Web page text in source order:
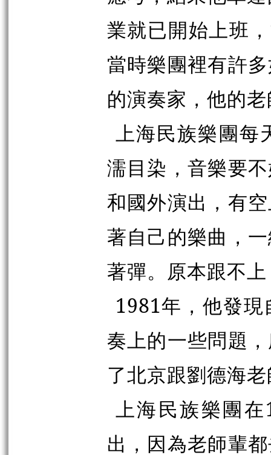
業就已開始上班
當時樂團裡有許
的演奏家，他的
上海民族樂團每
濡目染，音樂要
和國外演出，有
著自己的樂曲，
著彈。原本跟不
1981年，他發
奏上的一些問題
了北京跟劉德海
上海民族樂團
出，因為老師輩